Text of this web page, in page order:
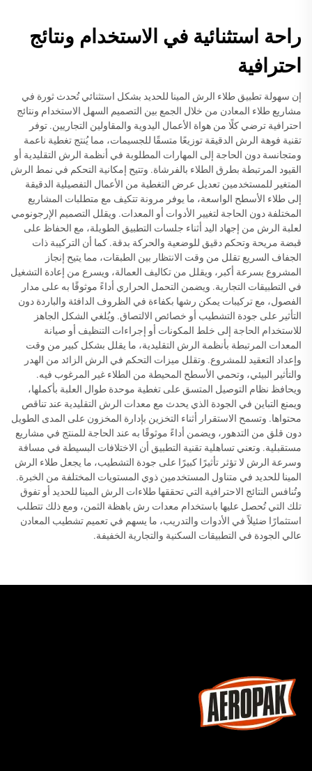
راحة استثنائية في الاستخدام ونتائج
احترافية
إن سهولة تطبيق طلاء الرش المينا للحديد بشكل استثنائي تُحدث ثورة في
مشاريع طلاء المعادن من خلال الجمع بين التصميم السهل الاستخدام ونتائج
احترافية ترضي كلًا من هواة الأعمال اليدوية والمقاولين التجاريين. توفر
تقنية فوهة الرش الدقيقة توزيعًا متسقًا للجسيمات، مما يُنتج تغطية ناعمة
ومتجانسة دون الحاجة إلى المهارات المطلوبة في أنظمة الرش التقليدية أو
القيود المرتبطة بطرق الطلاء بالفرشاة. وتتيح إمكانية التحكم في نمط الرش
المتغير للمستخدمين تعديل عرض التغطية من الأعمال التفصيلية الدقيقة
إلى طلاء الأسطح الواسعة، ما يوفر مرونة تتكيف مع متطلبات المشاريع
المختلفة دون الحاجة لتغيير الأدوات أو المعدات. ويقلل التصميم الإرجونومي
لعلبة الرش من إجهاد اليد أثناء جلسات التطبيق الطويلة، مع الحفاظ على
قبضة مريحة وتحكم دقيق للوضعية والحركة بدقة. كما أن التركيبة ذات
الجفاف السريع تقلل من وقت الانتظار بين الطبقات، مما يتيح إنجاز
المشروع بسرعة أكبر، ويقلل من تكاليف العمالة، ويسرع من إعادة التشغيل
في التطبيقات التجارية. ويضمن التحمل الحراري أداءً موثوقًا به على مدار
الفصول، مع تركيبات يمكن رشها بكفاءة في الظروف الدافئة والباردة دون
التأثير على جودة التشطيب أو خصائص الالتصاق. ويُلغي الشكل الجاهز
للاستخدام الحاجة إلى خلط المكونات أو إجراءات التنظيف أو صيانة
المعدات المرتبطة بأنظمة الرش التقليدية، ما يقلل بشكل كبير من وقت
وإعداد التعقيد للمشروع. وتقلل ميزات التحكم في الرش الزائد من الهدر
والتأثير البيئي، وتحمي الأسطح المحيطة من الطلاء غير المرغوب فيه.
ويحافظ نظام التوصيل المتسق على تغطية موحدة طوال العلبة بأكملها،
ويمنع التباين في الجودة الذي يحدث مع معدات الرش التقليدية عند تناقص
محتواها. وتسمح الاستقرار أثناء التخزين بإدارة المخزون على المدى الطويل
دون قلق من التدهور، ويضمن أداءً موثوقًا به عند الحاجة للمنتج في مشاريع
مستقبلية. وتعني تساهلية تقنية التطبيق أن الاختلافات البسيطة في مسافة
وسرعة الرش لا تؤثر تأثيرًا كبيرًا على جودة التشطيب، ما يجعل طلاء الرش
المينا للحديد في متناول المستخدمين ذوي المستويات المختلفة من الخبرة.
وتُنافس النتائج الاحترافية التي تحققها طلاءات الرش المينا للحديد أو تفوق
تلك التي تُحصل عليها باستخدام معدات رش باهظة الثمن، ومع ذلك تتطلب
استثمارًا ضئيلاً في الأدوات والتدريب، ما يسهم في تعميم تشطيب المعادن
عالي الجودة في التطبيقات السكنية والتجارية الخفيفة.